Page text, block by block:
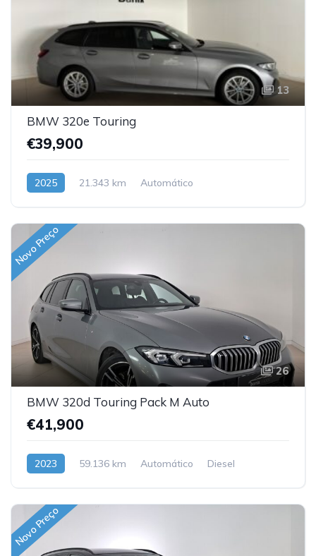
13
BMW 320e Touring
€39,900
2025 21.343 km
Automático
Novo Preço
26
BMW 320d Touring Pack M Auto
€41,900
2023 59.136 km Automático
Diesel
Novo Preço